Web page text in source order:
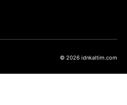
© 2026 idnkaltim.com